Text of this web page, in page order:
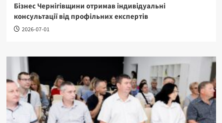
Бізнес Чернігівщини отримав індивідуальні
консультації від профільних експертів
2026-07-01